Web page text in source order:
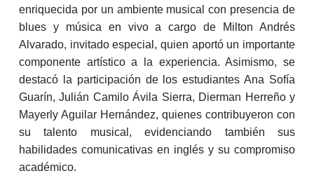
enriquecida por un ambiente musical con presencia de
blues y música en vivo a cargo de Milton Andrés
Alvarado, invitado especial, quien aportó un importante
componente artístico a la experiencia. Asimismo, se
destacó la participación de los estudiantes Ana Sofía
Guarín, Julián Camilo Ávila Sierra, Dierman Herreño y
Mayerly Aguilar Hernández, quienes contribuyeron con
su talento musical, evidenciando también sus
habilidades comunicativas en inglés y su compromiso
académico.